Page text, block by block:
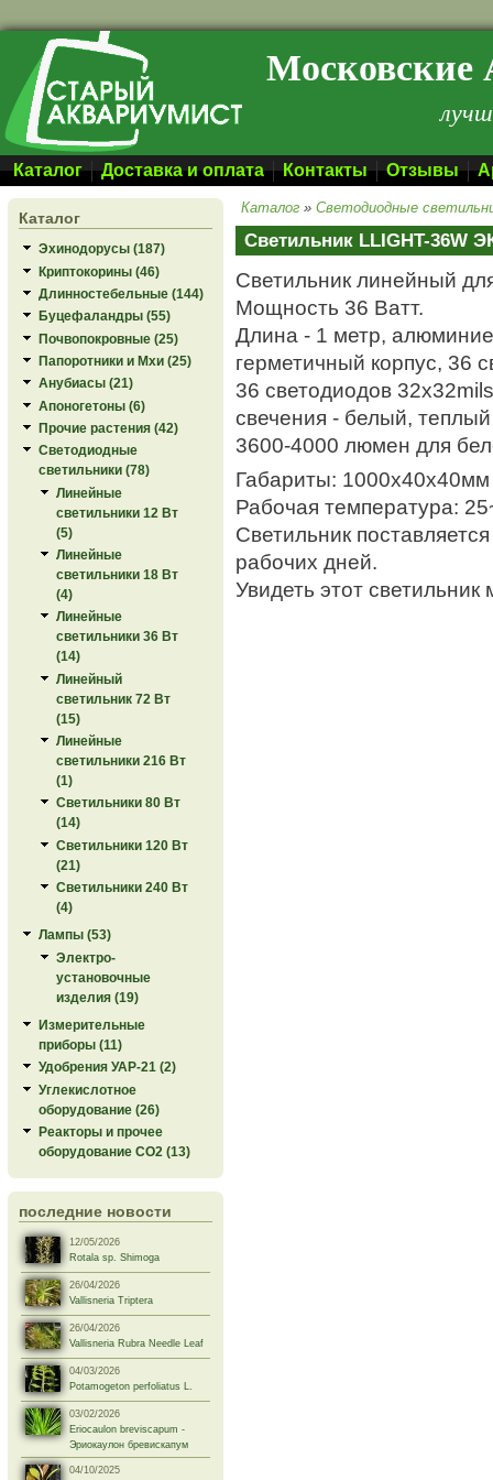
Перейти к основному содержанию Московские
Каталог Доставка и оплата Контакты Отзывы
Каталог
Эхинодорусы (187)
Криптокорины (46)
Длинностебельные (144)
Буцефаландры (55)
Почвопокровные (25)
Папоротники и Мхи (25)
Анубиасы (21)
Апоногетоны (6)
Прочие растения (42)
Светодиодные
светильники (78)
Линейные
светильники 12 Вт
(5)
Линейные
светильники 18 Вт
(4)
Линейные
светильники 36 Вт
(14)
Линейный
светильник 72 Вт
(15)
Линейные
светильники 216 Вт
(1)
Светильники 80 Вт
(14)
Светильники 120 Вт
(21)
Светильники 240 Вт
(4)
Лампы (53)
Электро-
установочные
изделия (19)
Измерительные
приборы (11)
Удобрения УАР-21 (2)
Углекислотное
оборудование (26)
Реакторы и прочее
оборудование СО2 (13)
последние новости
12/05/2026
Rotala sp. Shimoga
26/04/2026
Vallisneria Triptera
26/04/2026
Vallisneria Rubra Needle Leaf
04/03/2026
Potamogeton perfoliatus L.
03/02/2026
Eriocaulon breviscapum -
Эриокаулон бревискапум
04/10/2025
Каталог »Светодиодные
Светильник LLIGHT-36W
Светильник линейный
Мощность 36 Ватт.
Длина - 1 метр,
герметичный корпус, 36
36 светодиодов
свечения - белый,
3600-4000 люмен для
Габариты: 1000х40х40мм
Рабочая температура:
Светильник
рабочих дней.
Увидеть этот